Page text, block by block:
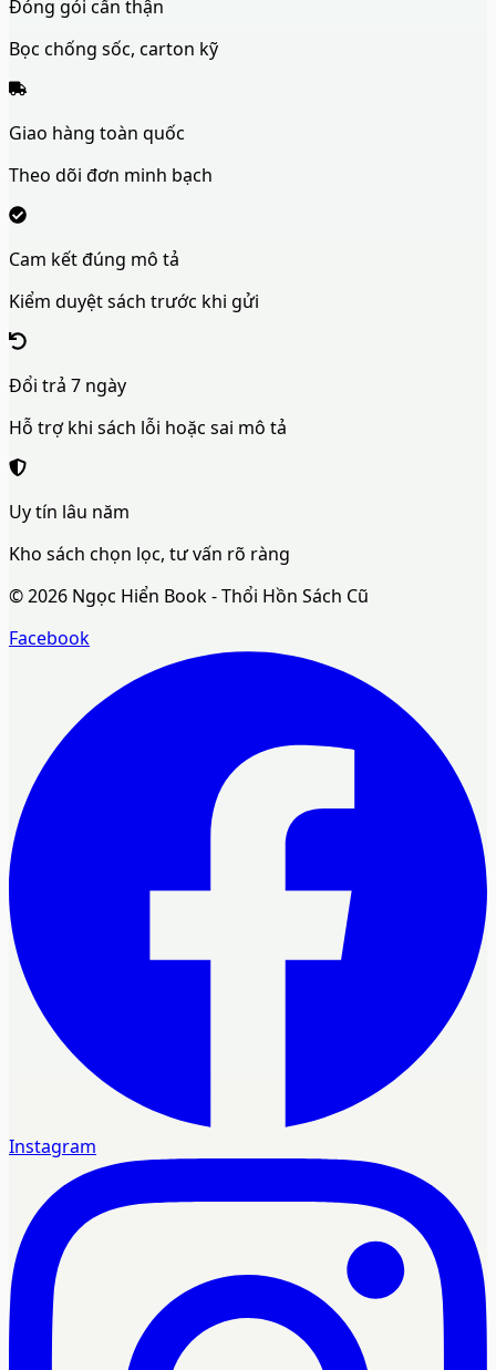
Đóng gói cẩn thận
Bọc chống sốc, carton kỹ
Giao hàng toàn quốc
Theo dõi đơn minh bạch
Cam kết đúng mô tả
Kiểm duyệt sách trước khi gửi
Đổi trả 7 ngày
Hỗ trợ khi sách lỗi hoặc sai mô tả
Uy tín lâu năm
Kho sách chọn lọc, tư vấn rõ ràng
©2026 Ngọc Hiển Book - Thổi Hồn Sách Cũ
Facebook
Instagram